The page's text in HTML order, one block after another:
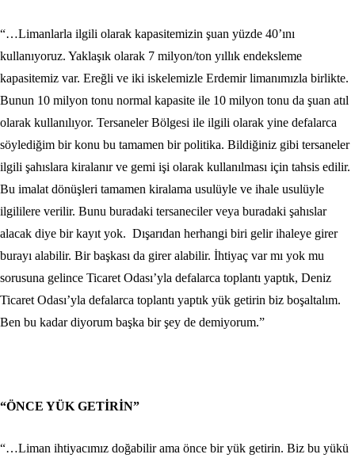
“…Limanlarla ilgili olarak kapasitemizin şuan yüzde 40’ını
kullanıyoruz. Yaklaşık olarak 7 milyon/ton yıllık endeksleme
kapasitemiz var. Ereğli ve iki iskelemizle Erdemir limanımızla birlikte.
Bunun 10 milyon tonu normal kapasite ile 10 milyon tonu da şuan atıl
olarak kullanılıyor. Tersaneler Bölgesi ile ilgili olarak yine defalarca
söylediğim bir konu bu tamamen bir politika. Bildiğiniz gibi tersaneler
ilgili şahıslara kiralanır ve gemi işi olarak kullanılması için tahsis edilir.
Bu imalat dönüşleri tamamen kiralama usulüyle ve ihale usulüyle
ilgililere verilir. Bunu buradaki tersaneciler veya buradaki şahıslar
alacak diye bir kayıt yok. Dışarıdan herhangi biri gelir ihaleye girer
burayı alabilir. Bir başkası da girer alabilir. İhtiyaç var mı yok mu
sorusuna gelince Ticaret Odası’yla defalarca toplantı yaptık, Deniz
Ticaret Odası’yla defalarca toplantı yaptık yük getirin biz boşaltalım.
Ben bu kadar diyorum başka bir şey de demiyorum.”
“ÖNCE YÜK GETİRİN”
“…Liman ihtiyacımız doğabilir ama önce bir yük getirin. Biz bu yükü